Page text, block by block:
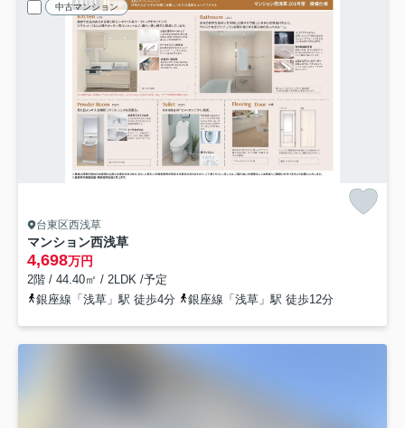
中古マンション
台東区西浅草
マンション西浅草
4,698万円
2階 / 44.40㎡ / 2LDK /予定
銀座線「浅草」駅 徒歩4分
銀座線「浅草」駅 徒歩12分